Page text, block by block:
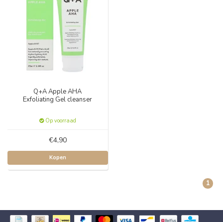
Q+A Apple AHA
Exfoliating Gel cleanser
Op voorraad
€4,90
Kopen
1